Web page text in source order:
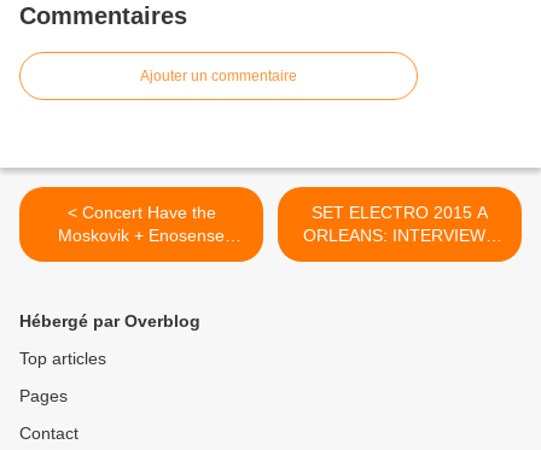
Commentaires
Ajouter un commentaire
< Concert Have the
Moskovik + Enosense
AUDITO'9...
SET ELECTRO 2015 A
ORLEANS: INTERVIEWS
de SIMON LA FOUGERE,
Hébergé par Overblog
Top articles
Pages
Contact